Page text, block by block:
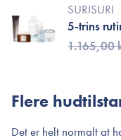
SURISURI
5-trins
1.165,00
Flere
Det er helt normalt at